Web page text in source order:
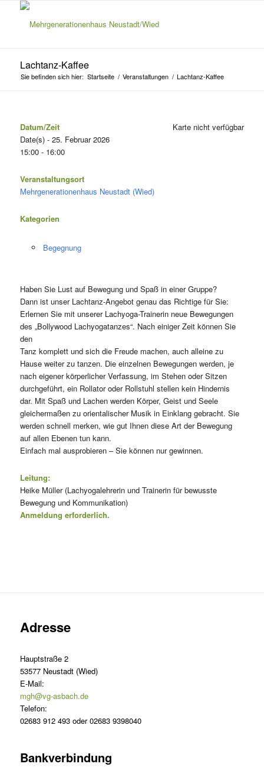
Lachtanz-Kaffee
Sie befinden sich hier: Startseite / Veranstaltungen / Lachtanz-Kaffee
Karte nicht verfügbar
Datum/Zeit
Date(s) - 25. Februar 2026
15:00 - 16:00
Veranstaltungsort
Mehrgenerationenhaus Neustadt (Wied)
Kategorien
Begegnung
Haben Sie Lust auf Bewegung und Spaß in einer Gruppe?
Dann ist unser Lachtanz-Angebot genau das Richtige für Sie:
Erlernen Sie mit unserer Lachyoga-Trainerin neue Bewegungen
des „Bollywood Lachyogatanzes“. Nach einiger Zeit können Sie
den
Tanz komplett und sich die Freude machen, auch alleine zu
Hause weiter zu tanzen. Die einzelnen Bewegungen werden, je
nach eigener körperlicher Verfassung, im Stehen oder Sitzen
durchgeführt, ein Rollator oder Rollstuhl stellen kein Hindernis
dar. Mit Spaß und Lachen werden Körper, Geist und Seele
gleichermaßen zu orientalischer Musik in Einklang gebracht. Sie
werden schnell merken, wie gut Ihnen diese Art der Bewegung
auf allen Ebenen tun kann.
Einfach mal ausprobieren – Sie können nur gewinnen.
Leitung:
Heike Müller (Lachyogalehrerin und Trainerin für bewusste
Bewegung und Kommunikation)
Anmeldung erforderlich.
Adresse
Hauptstraße 2
53577 Neustadt (Wied)
E-Mail:
mgh@vg-asbach.de
Telefon:
02683 912 493 oder 02683 9398040
Bankverbindung